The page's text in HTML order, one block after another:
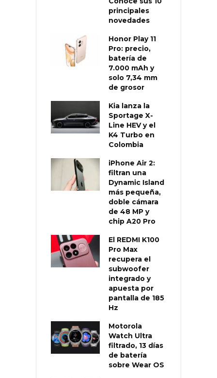
principales
novedades
Honor Play 11
Pro: precio,
batería de
7.000 mAh y
solo 7,34 mm
de grosor
Kia lanza la
Sportage X-
Line HEV y el
K4 Turbo en
Colombia
iPhone Air 2:
filtran una
Dynamic Island
más pequeña,
doble cámara
de 48 MP y
chip A20 Pro
El REDMI K100
Pro Max
recupera el
subwoofer
integrado y
apuesta por
pantalla de 185
Hz
Motorola
Watch Ultra
filtrado, 13 días
de batería
sobre Wear OS